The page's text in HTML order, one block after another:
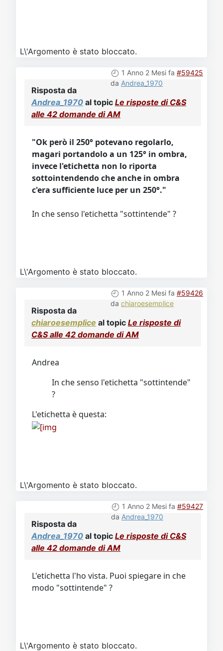
L\'Argomento è stato bloccato.
1 Anno 2 Mesi fa #59425
da Andrea_1970
Risposta da
Andrea_1970 al topic Le risposte di C&S
alle 42 domande di AM
"Ok però il 250° potevano regolarlo,
magari portandolo a un 125° in ombra,
invece l'etichetta non lo riporta
sottointendendo che anche in ombra
c'era sufficiente luce per un 250°."
In che senso l'etichetta "sottintende" ?
L\'Argomento è stato bloccato.
1 Anno 2 Mesi fa #59426
da chiaroesemplice
Risposta da
chiaroesemplice al topic Le risposte di
C&S alle 42 domande di AM
Andrea
In che senso l'etichetta "sottintende"
?
L'etichetta è questa:
L\'Argomento è stato bloccato.
1 Anno 2 Mesi fa #59427
da Andrea_1970
Risposta da
Andrea_1970 al topic Le risposte di C&S
alle 42 domande di AM
L'etichetta l'ho vista. Puoi spiegare in che
modo "sottintende" ?
L\'Argomento è stato bloccato.